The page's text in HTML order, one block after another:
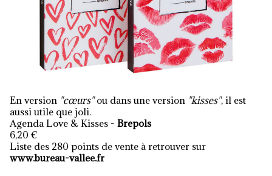
En version "cœurs"ou dans une version "kisses", il est
aussi utile que joli.
Agenda Love & Kisses - Brepols
6,20 €
Liste des 280 points de vente à retrouver sur
www.bureau-vallee.fr